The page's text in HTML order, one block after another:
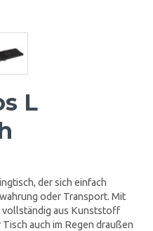
L
der sich einfach
oder Transport. Mit
vollständig aus Kunststoff
auch im Regen draußen